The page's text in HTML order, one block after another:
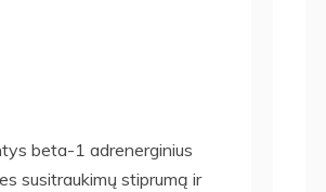
beta-1 adrenerginius
susitraukimų stiprumą ir